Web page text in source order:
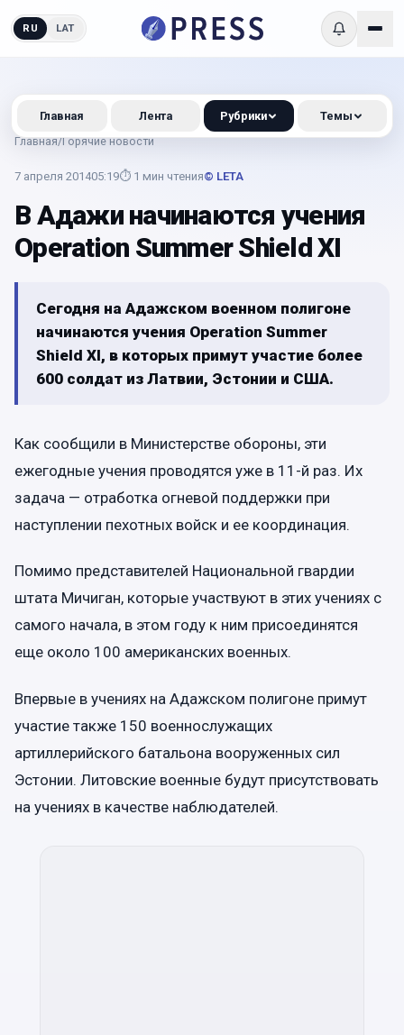
RU LAT
Главная/Горячие новости
7 апреля 201405:19⏱ 1 мин чтения© LETA
В Адажи начинаются учения
Operation Summer Shield XI
Сегодня на Адажском военном полигоне
начинаются учения Operation Summer
Shield XI, в которых примут участие более
600 солдат из Латвии, Эстонии и США.
Как сообщили в Министерстве обороны, эти
ежегодные учения проводятся уже в 11-й раз. Их
задача — отработка огневой поддержки при
наступлении пехотных войск и ее координация.
Помимо представителей Национальной гвардии
штата Мичиган, которые участвуют в этих учениях с
самого начала, в этом году к ним присоединятся
еще около 100 американских военных.
Впервые в учениях на Адажском полигоне примут
участие также 150 военнослужащих
артиллерийского батальона вооруженных сил
Эстонии. Литовские военные будут присутствовать
на учениях в качестве наблюдателей.
Главная Лента Рубрики Темы